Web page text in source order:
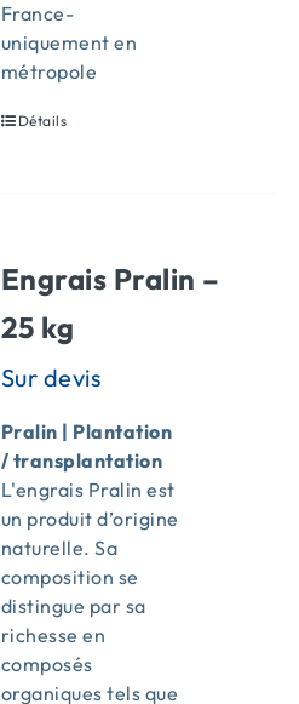
France-
uniquement en
métropole
Détails
Engrais Pralin –
25 kg
Pralin | Plantation
/ transplantation
L'engrais Pralin est
un produit d’origine
naturelle. Sa
composition se
distingue par sa
richesse en
composés
organiques tels que